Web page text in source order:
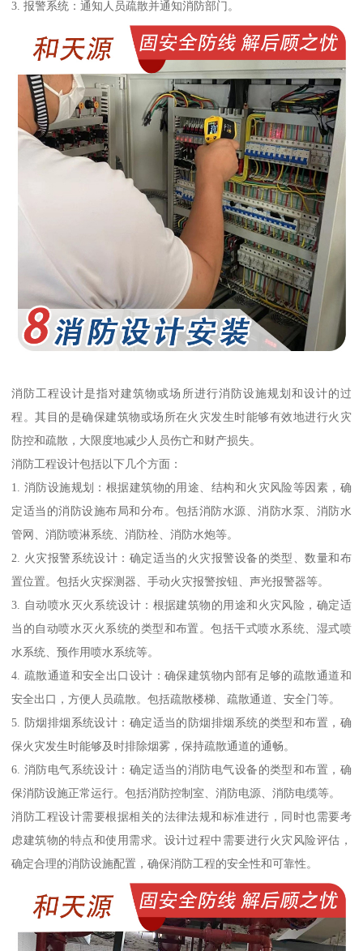
3. 报警系统：通知人员疏散并通知消防部门。
消防工程设计是指对建筑物或场所进行消防设施规划和设计的过
程。其目的是确保建筑物或场所在火灾发生时能够有效地进行火灾
防控和疏散，大限度地减少人员伤亡和财产损失。
消防工程设计包括以下几个方面：
1. 消防设施规划：根据建筑物的用途、结构和火灾风险等因素，确
定适当的消防设施布局和分布。包括消防水源、消防水泵、消防水
管网、消防喷淋系统、消防栓、消防水炮等。
2. 火灾报警系统设计：确定适当的火灾报警设备的类型、数量和布
置位置。包括火灾探测器、手动火灾报警按钮、声光报警器等。
3. 自动喷水灭火系统设计：根据建筑物的用途和火灾风险，确定适
当的自动喷水灭火系统的类型和布置。包括干式喷水系统、湿式喷
水系统、预作用喷水系统等。
4. 疏散通道和安全出口设计：确保建筑物内部有足够的疏散通道和
安全出口，方便人员疏散。包括疏散楼梯、疏散通道、安全门等。
5. 防烟排烟系统设计：确定适当的防烟排烟系统的类型和布置，确
保火灾发生时能够及时排除烟雾，保持疏散通道的通畅。
6. 消防电气系统设计：确定适当的消防电气设备的类型和布置，确
保消防设施正常运行。包括消防控制室、消防电源、消防电缆等。
消防工程设计需要根据相关的法律法规和标准进行，同时也需要考
虑建筑物的特点和使用需求。设计过程中需要进行火灾风险评估，
确定合理的消防设施配置，确保消防工程的安全性和可靠性。